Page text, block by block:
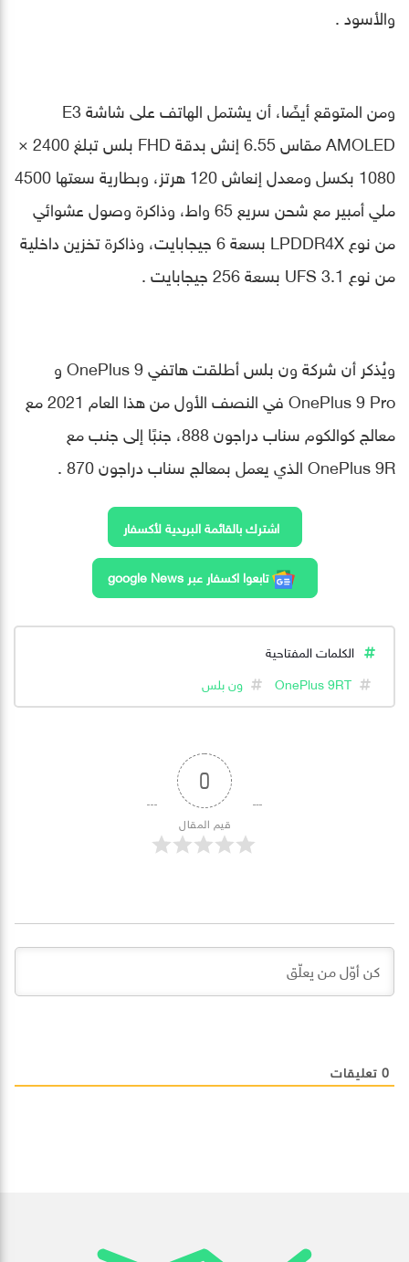
والأسود .
ومن المتوقع أيضًا، أن يشتمل الهاتف على شاشة E3
AMOLED مقاس 6.55 إنش بدقة FHD بلس تبلغ 2400 ×
1080 بكسل ومعدل إنعاش 120 هرتز، وبطارية سعتها 4500
ملي أمبير مع شحن سريع 65 واط، وذاكرة وصول عشوائي
من نوع LPDDR4X بسعة 6 جيجابايت، وذاكرة تخزين داخلية
من نوع UFS 3.1 بسعة 256 جيجابايت .
ويُذكر أن شركة ون بلس أطلقت هاتفيOnePlus 9و
OnePlus 9 Proفي النصف الأول من هذا العام
2021 مع
معالج كوالكوم سناب دراجون
888، جنبًا إلى جنب مع
OnePlus 9R الذي يعمل بمعالج سناب دراجون 870 .
اشترك بالقائمة البريدية لأكسفار
تابعوا اكسفار عبر google News
الكلمات المفتاحية
OnePlus 9RT
ون بلس
0
قيم المقال
0 تعليقات